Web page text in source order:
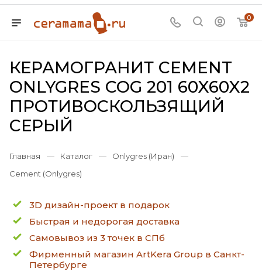
0
КЕРАМОГРАНИТ CEMENT
ONLYGRES COG 201 60X60X2
ПРОТИВОСКОЛЬЗЯЩИЙ
СЕРЫЙ
Главная — Каталог — Onlygres (Иран)
—
Cement (Onlygres)
3D дизайн-проект в подарок
Быстрая и недорогая доставка
Самовывоз из 3 точек в СПб
Фирменный магазин ArtKera Group в Санкт-
Петербурге